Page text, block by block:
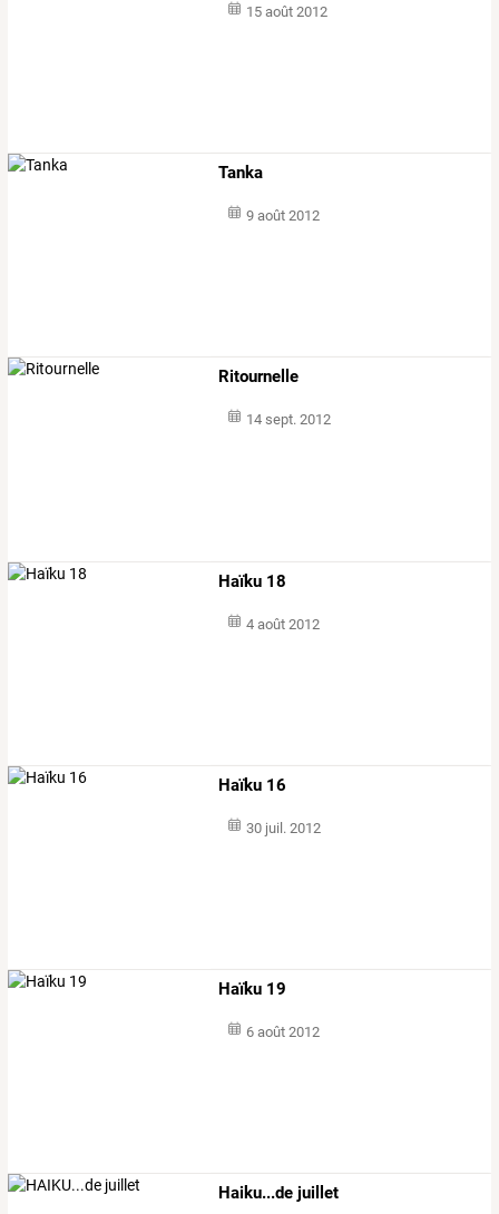
15 août 2012
Tanka
9 août 2012
Ritournelle
14 sept. 2012
Haïku 18
4 août 2012
Haïku 16
30 juil. 2012
Haïku 19
6 août 2012
Haiku...de juillet